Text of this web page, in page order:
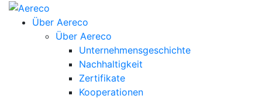
Über Aereco
Über Aereco
Unternehmensgeschichte
Nachhaltigkeit
Zertifikate
Kooperationen